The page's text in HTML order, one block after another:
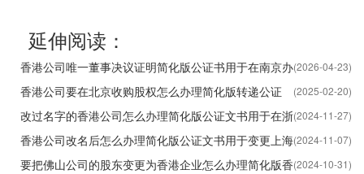
延伸阅读：
(2026-04-23)
香港公司唯一董事决议证明简化版公证书用于在南京办
理股权质押之用
(2025-02-20)
香港公司要在北京收购股权怎么办理简化版转递公证
书？
(2024-11-27)
改过名字的香港公司怎么办理简化版公证文书用于在浙
江省嘉兴市设立公司呢？
(2024-11-07)
香港公司改名后怎么办理简化版公证文书用于变更上海
公司的股东名称呢？
(2024-10-31)
要把佛山公司的股东变更为香港企业怎么办理简化版香